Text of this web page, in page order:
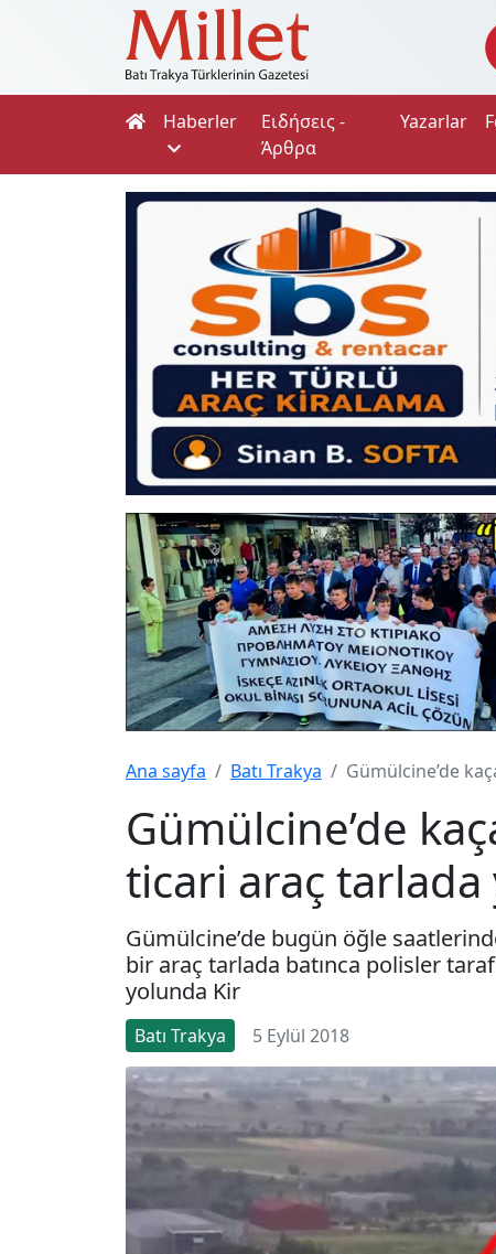
Haberler
Ειδήσεις -
Άρθρα
Yazarlar
Ana sayfa Batı Trakya Gümülcine’de
Gümülcine’de
ticari araç tarlada
Gümülcine’de bugün öğle
bir araç tarlada batınca polisler
yolunda Kir
Batı Trakya 5 Eylül 2018